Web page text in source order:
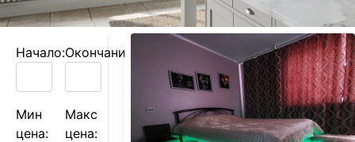
Начало:Окончание:
Мин
цена:
Макс
цена: